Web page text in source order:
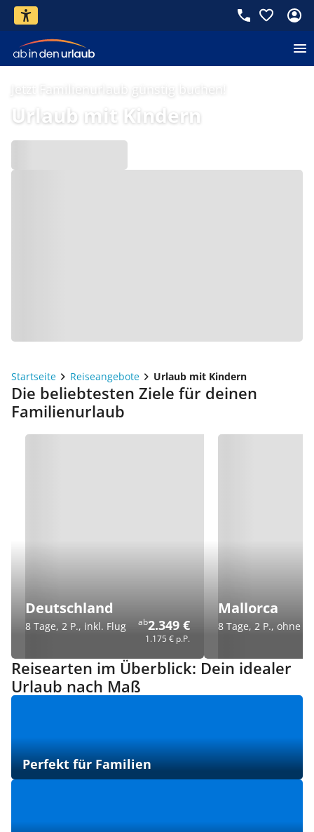
Jetzt Familienurlaub günstig buchen!
Urlaub mit Kindern
Startseite Reiseangebote Urlaub mit Kindern
Die beliebtesten Ziele für deinen
Familienurlaub
Deutschland
8 Tage, 2 P., inkl. Flug ab2.349 €
1.175 € p.P.
Mallorca
8 Tage, 2 P., ohne
Reisearten im Überblick: Dein idealer
Urlaub nach Maß
Perfekt für Familien